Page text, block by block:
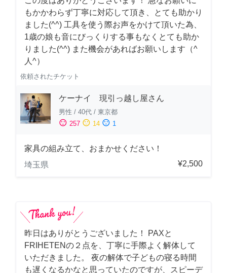
もかかわらず丁寧に対応して頂き、とても助かり
ました(^^) 工具を使う際お声をかけて頂いた為、
1歳の娘も音にびっくりする事もなくとても助か
りました(^^) また機会があればお願いします（^
人^）
依頼されたチケット
ケーナイ 現引っ越し屋さん
男性 / 40代 / 東京都
sentiment_satisfied 257 sentiment_neutral 14 sentiment_dissatisfied 1
家具の組み立て、おまかせください！
埼玉県
¥2,500
昨日はありがとうございました！ PAXと
FRIHETENの２点を、丁寧に手際よく解体して
いただきました。 夜の解体で子どもの寝る時間
も遅くなるかなと思っていたのですが、スピーデ